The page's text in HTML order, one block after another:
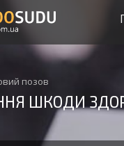
позов
ШКОДИ